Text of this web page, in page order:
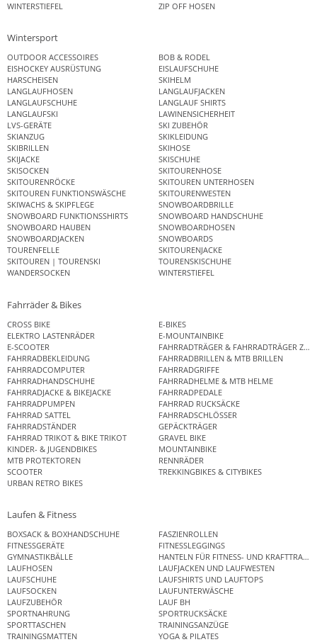
WINTERSTIEFEL
ZIP OFF HOSEN
Wintersport
OUTDOOR ACCESSOIRES
BOB & RODEL
EISHOCKEY AUSRÜSTUNG
EISLAUFSCHUHE
HARSCHEISEN
SKIHELM
LANGLAUFHOSEN
LANGLAUFJACKEN
LANGLAUFSCHUHE
LANGLAUF SHIRTS
LANGLAUFSKI
LAWINENSICHERHEIT
LVS-GERÄTE
SKI ZUBEHÖR
SKIANZUG
SKIKLEIDUNG
SKIBRILLEN
SKIHOSE
SKIJACKE
SKISCHUHE
SKISOCKEN
SKITOURENHOSE
SKITOURENRÖCKE
SKITOUREN UNTERHOSEN
SKITOUREN FUNKTIONSWÄSCHE
SKITOURENWESTEN
SKIWACHS & SKIPFLEGE
SNOWBOARDBRILLE
SNOWBOARD FUNKTIONSSHIRTS
SNOWBOARD HANDSCHUHE
SNOWBOARD HAUBEN
SNOWBOARDHOSEN
SNOWBOARDJACKEN
SNOWBOARDS
TOURENFELLE
SKITOURENJACKE
SKITOUREN | TOURENSKI
TOURENSKISCHUHE
WANDERSOCKEN
WINTERSTIEFEL
Fahrräder & Bikes
CROSS BIKE
E-BIKES
ELEKTRO LASTENRÄDER
E-MOUNTAINBIKE
E-SCOOTER
FAHRRADTRÄGER & FAHRRADTRÄGER
FAHRRADBEKLEIDUNG
FAHRRADBRILLEN & MTB BRILLEN
FAHRRADCOMPUTER
FAHRRADGRIFFE
FAHRRADHANDSCHUHE
FAHRRADHELME & MTB HELME
FAHRRADJACKE & BIKEJACKE
FAHRRADPEDALE
FAHRRADPUMPEN
FAHRRAD RUCKSÄCKE
FAHRRAD SATTEL
FAHRRADSCHLÖSSER
FAHRRADSTÄNDER
GEPÄCKTRÄGER
FAHRRAD TRIKOT & BIKE TRIKOT
GRAVEL BIKE
KINDER- & JUGENDBIKES
MOUNTAINBIKE
MTB PROTEKTOREN
RENNRÄDER
SCOOTER
TREKKINGBIKES & CITYBIKES
URBAN RETRO BIKES
Laufen & Fitness
BOXSACK & BOXHANDSCHUHE
FASZIENROLLEN
FITNESSGERÄTE
FITNESSLEGGINGS
GYMNASTIKBÄLLE
HANTELN FÜR FITNESS- UND
LAUFHOSEN
LAUFJACKEN UND LAUFWESTEN
LAUFSCHUHE
LAUFSHIRTS UND LAUFTOPS
LAUFSOCKEN
LAUFUNTERWÄSCHE
LAUFZUBEHÖR
LAUF BH
SPORTNAHRUNG
SPORTRUCKSÄCKE
SPORTTASCHEN
TRAININGSANZÜGE
TRAININGSMATTEN
YOGA & PILATES